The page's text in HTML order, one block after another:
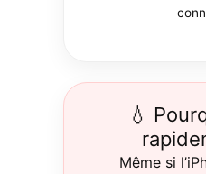
💧
Même si